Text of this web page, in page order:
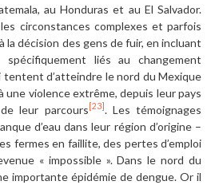
au Honduras et au El Salvador.
circonstances complexes et parfois
décision des gens de fuir, en incluant
liés au changement
tentent d’atteindre le nord du Mexique
violence extrême, depuis leur pays
leur parcours [23] . Les témoignages
d’eau dans leur région d’origine –
fermes en faillite, des pertes d’emploi
« impossible ». Dans le nord du
importante épidémie de dengue. Or il